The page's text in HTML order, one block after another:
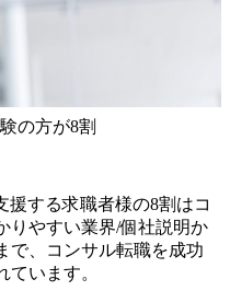
下いずれかのご経験をお
ア開発経験3年以上 ・要
以上 ・PMO経験2年以上
計までのいずれかの上流
マネジメント経験 ・お客
課題に対して主体的に業
ジャイル/スクラムへの興
わらず、アドバイスを素
方
ではBig4に先んじて注力
社員の多様化する生活ス
た働きやすい職場環境を
制度を導入している 多
り組み、また、フレッ
度、フルリモート制度な
制度が整備されている 202
年8月12日(水) 16:00 202
SU 1day選考会を開催いた
構築」や「物流・調達コ
なテーマに留まらずクラ
グリーントランスフォー
ログラム)」を実施いたし
ーションを提供し、複
チームのダイバーシティ
視点と高い志を持つ女
考え、プログラムを開催
か」、「ケース面接の経
などのお声をたくさんい
際のプロジェクトのケー
複数のセッションを約1か
加いただきます。コンサ
サルタントの具体的な
の方が8割
援する求職者様の8割はコ
りやすい業界/個社説明か
で、コンサル転職を成功
います。